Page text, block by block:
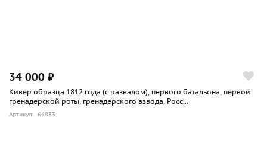
34 000 ₽
Кивер образца 1812 года (с развалом), первого батальона, первой
гренадерской роты, гренадерского взвода, Росс...
Артикул: 64833